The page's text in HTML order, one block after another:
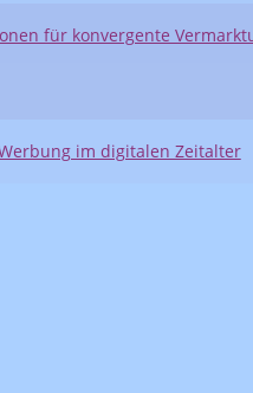
für konvergente
im digitalen Zeitalter